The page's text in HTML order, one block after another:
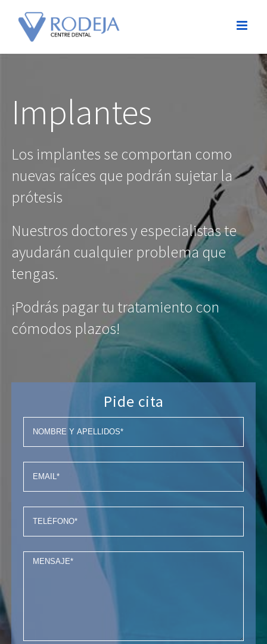
Implantes
Los implantes se comportan como
nuevas raíces que podrán sujetar la
prótesis
Nuestros doctores y especialistas te
ayudarán cualquier problema que
tengas.
¡Podrás pagar tu tratamiento con
cómodos plazos!
Pide cita